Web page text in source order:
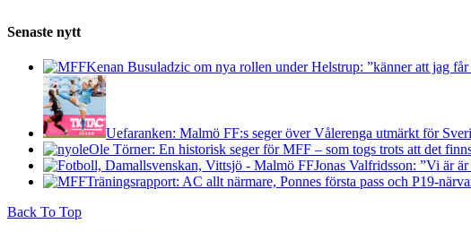
Senaste nytt
Kenan Busuladzic om nya rollen under Helstrup: ”känner att jag
Uefaranken: Malmö FF:s seger över Vålerenga utmärkt för
Ole Törner: En historisk seger för MFF – som togs trots att det
Jonas Valfridsson: ”Vi är
Träningsrapport: AC allt närmare, Ponnes första pass och P19-
Back To Top